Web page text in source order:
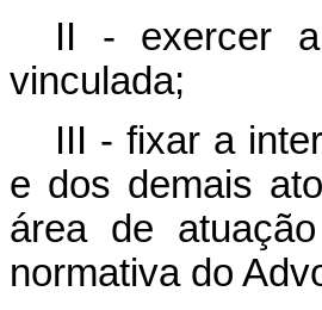
II - exercer a
vinculada;
III - fixar a
e dos demais
área de
normativa do